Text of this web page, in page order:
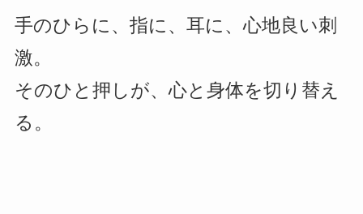
手のひらに、指に、耳に、心地良い刺
激。
そのひと押しが、心と身体を切り替え
る。